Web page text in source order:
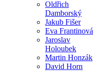
Oldřich
Damborský
Jakub Fišer
Eva Frantinová
Jaroslav
Holoubek
Martin Honzák
David Horn